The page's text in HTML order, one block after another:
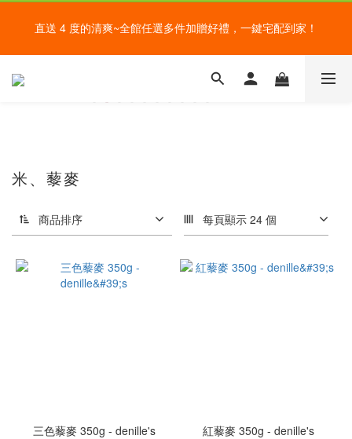
吃菜~
直送 4 度的清爽~全館任選多件加贈好禮，一鍵宅配到家！
給爸爸一錠超能力~全館滿額加贈祕魯瑪卡錠，父親節好好感謝~
米、藜麥
商品排序 每頁顯示 24 個
三色藜麥 350g - denille's 紅藜麥 350g - denille's